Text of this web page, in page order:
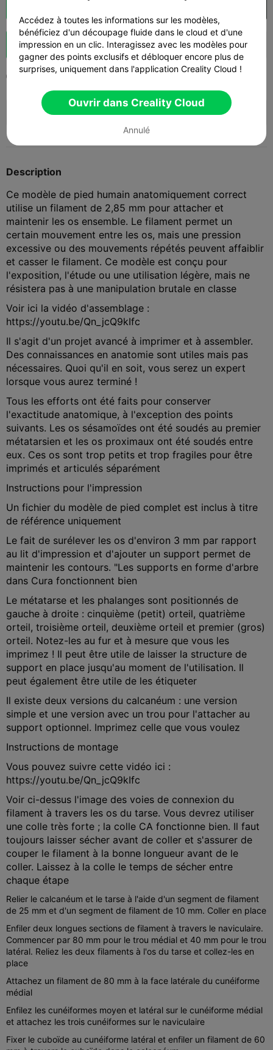
Ouvrir dans Creality Cloud
Booster 147 146  2 
 2024-09-12 312
🎨 Print More, Spend Less — Hyper Series
PLA 1kg $19.99 >> Shop Now
Description
Ce modèle de pied humain anatomiquement correct
utilise un filament de 2,85 mm pour attacher et
maintenir les os ensemble. Le filament permet un
certain mouvement entre les os, mais une pression
excessive ou des mouvements répétés peuvent affaiblir
et casser le filament. Ce modèle est conçu pour
l'exposition, l'étude ou une utilisation légère, mais ne
résistera pas à une manipulation brutale en classe
Voir ici la vidéo d'assemblage :
https://youtu.be/Qn_jcQ9kIfc
Il s'agit d'un projet avancé à imprimer et à assembler.
Des connaissances en anatomie sont utiles mais pas
nécessaires. Quoi qu'il en soit, vous serez un expert
lorsque vous aurez terminé !
Tous les efforts ont été faits pour conserver
l'exactitude anatomique, à l'exception des points
suivants. Les os sésamoïdes ont été soudés au premier
métatarsien et les os proximaux ont été soudés entre
eux. Ces os sont trop petits et trop fragiles pour être
imprimés et articulés séparément
Instructions pour l'impression
Un fichier du modèle de pied complet est inclus à titre
de référence uniquement
Le fait de surélever les os d'environ 3 mm par rapport
au lit d'impression et d'ajouter un support permet de
maintenir les contours. "Les supports en forme d'arbre
dans Cura fonctionnent bien
Le métatarse et les phalanges sont positionnés de
gauche à droite : cinquième (petit) orteil, quatrième
orteil, troisième orteil, deuxième orteil et premier (gros)
orteil. Notez-les au fur et à mesure que vous les
imprimez ! Il peut être utile de laisser la structure de
support en place jusqu'au moment de l'utilisation. Il
peut également être utile de les étiqueter
Il existe deux versions du calcanéum : une version
simple et une version avec un trou pour l'attacher au
support optionnel. Imprimez celle que vous voulez
Instructions de montage
Vous pouvez suivre cette vidéo ici :
https://youtu.be/Qn_jcQ9kIfc
Voir ci-dessus l'image des voies de connexion du
filament à travers les os du tarse. Vous devrez utiliser
une colle très forte ; la colle CA fonctionne bien. Il faut
toujours laisser sécher avant de coller et s'assurer de
couper le filament à la bonne longueur avant de le
coller. Laissez à la colle le temps de sécher entre
chaque étape
Relier le calcanéum et le tarse à l'aide d'un segment de filament
de 25 mm et d'un segment de filament de 10 mm. Coller en place
Enfiler deux longues sections de filament à travers le naviculaire.
Commencer par 80 mm pour le trou médial et 40 mm pour le trou
latéral. Reliez les deux filaments à l'os du tarse et collez-les en
place
Attachez un filament de 80 mm à la face latérale du cunéiforme
médial
Enfilez les cunéiformes moyen et latéral sur le cunéiforme médial
et attachez les trois cunéiformes sur le naviculaire
Fixer le cuboïde au cunéiforme latéral et enfiler un filament de 60
Accédez à toutes les informations sur les modèles,
bénéficiez d'un découpage fluide dans le cloud et d'une
impression en un clic. Interagissez avec les modèles pour
gagner des points exclusifs et débloquer encore plus de
surprises, uniquement dans l'application Creality Cloud !
Ouvrir dans Creality Cloud
Annulé